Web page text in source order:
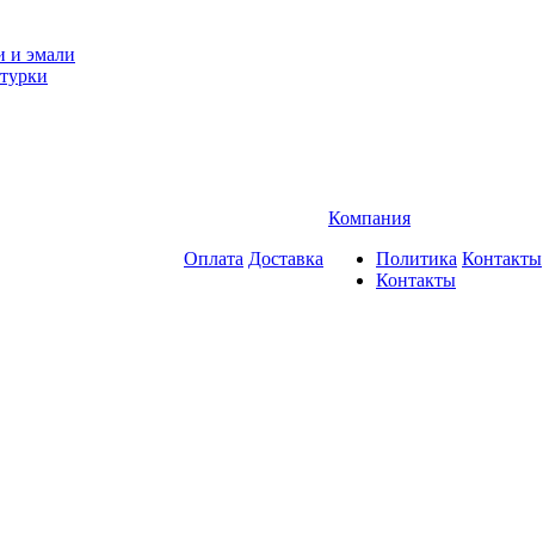
и эмали
Оплата Доставка
Компания
Политика
Контакты
Контакты